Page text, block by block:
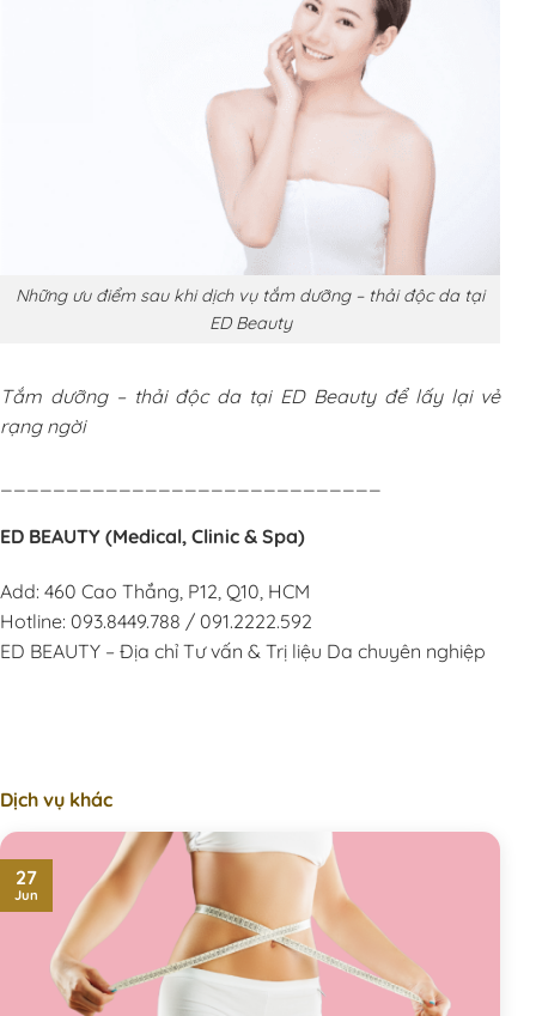
Những ưu điểm sau khi dịch vụ tắm dưỡng – thải độc da tại
ED Beauty
Tắm dưỡng – thải độc da tại ED Beauty để lấy lại vẻ
rạng ngời
ED BEAUTY (Medical, Clinic & Spa)
Add: 460 Cao Thắng, P12, Q10, HCM
Hotline: 093.8449.788 / 091.2222.592
ED BEAUTY – Địa chỉ Tư vấn & Trị liệu Da chuyên nghiệp
Dịch vụ khác
27
Jun